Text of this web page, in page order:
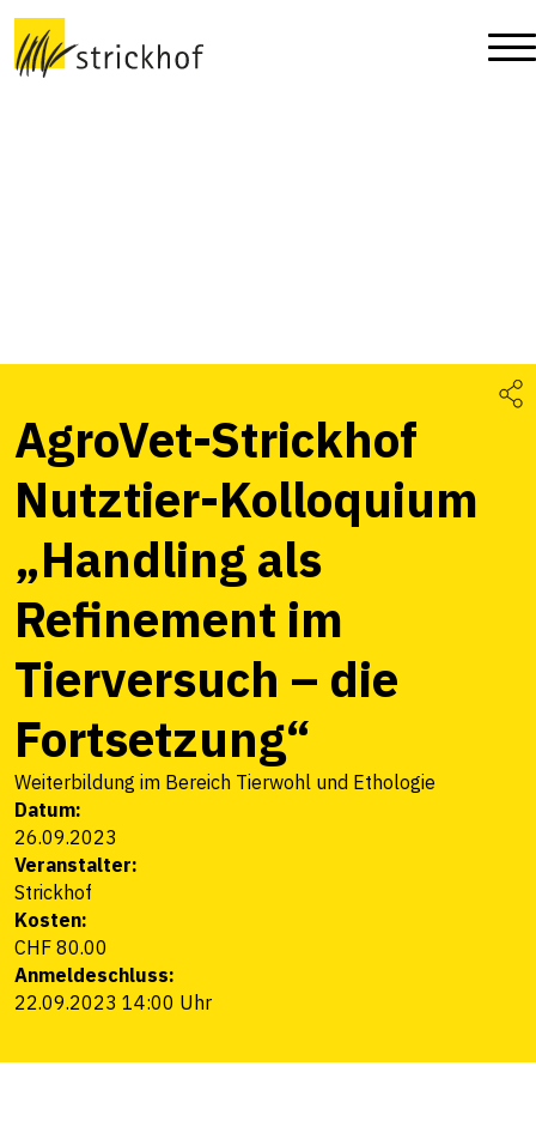
AgroVet-Strickhof
Nutztier-Kolloquium
„Handling als
Refinement im
Tierversuch – die
Fortsetzung“
Weiterbildung im Bereich Tierwohl und Ethologie
Datum:
26.09.2023
Veranstalter:
Strickhof
Kosten:
CHF 80.00
Anmeldeschluss:
22.09.2023 14:00 Uhr